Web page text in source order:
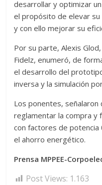
desarrollar y optimizar
el propósito de elevar
y con ello mejorar su
Por su parte, Alexis
Fidelz, enumeró, de
el desarrollo del
inversa y la simulación
Los ponentes,
reglamentar la compra y
con factores de
el ahorro energético.
Prensa MPPEE-
Post Views: 1.163